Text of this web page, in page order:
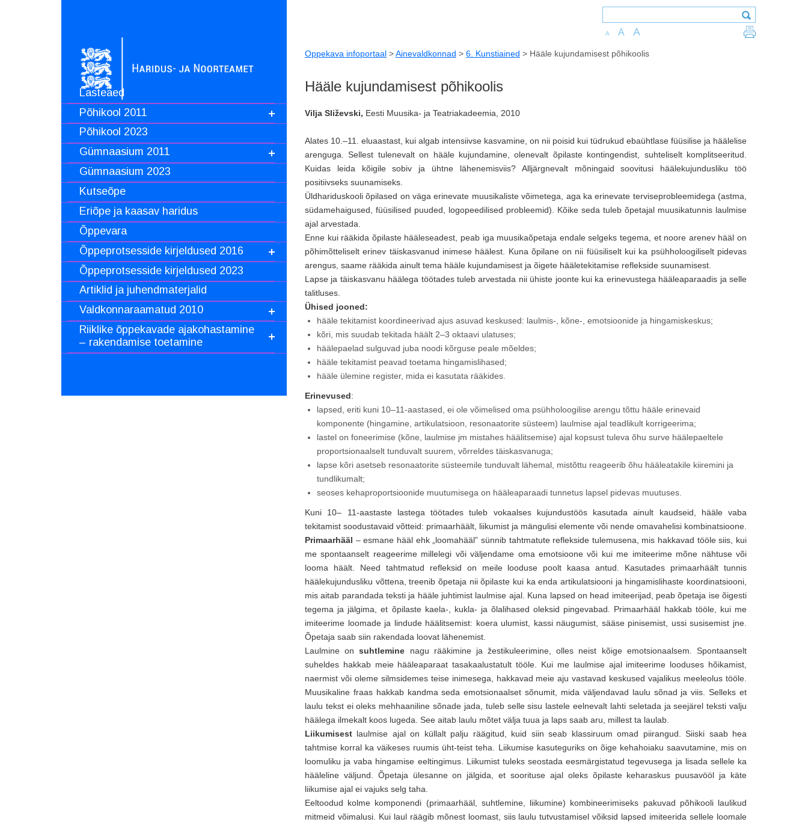
Lasteaed
Põhikool 2011
Põhikool 2023
Gümnaasium 2011
Gümnaasium 2023
Kutseõpe
Eriõpe ja kaasav haridus
Õppevara
Õppeprotsesside kirjeldused 2016
Õppeprotsesside kirjeldused 2023
Artiklid ja juhendmaterjalid
Valdkonnaraamatud 2010
Riiklike õppekavade ajakohastamine
– rakendamise toetamine
A A A
Oppekava infoportaal >Ainevaldkonnad > 6. Kunstiained > Hääle kujundamisest põhikoolis
Hääle kujundamisest põhikoolis
Vilja Sliževski, Eesti Muusika- ja Teatriakadeemia, 2010
Alates 10.–11. eluaastast, kui algab intensiivse kasvamine, on nii poisid kui tüdrukud ebaühtlase füüsilise ja häälelise
arenguga. Sellest tulenevalt on hääle kujundamine, olenevalt õpilaste kontingendist, suhteliselt komplitseeritud.
Kuidas leida kõigile sobiv ja ühtne lähenemisviis? Alljärgnevalt mõningaid soovitusi häälekujundusliku töö
positiivseks suunamiseks.
Üldhariduskooli õpilased on väga erinevate muusikaliste võimetega, aga ka erinevate terviseprobleemidega (astma,
südamehaigused, füüsilised puuded, logopeedilised probleemid). Kõike seda tuleb õpetajal muusikatunnis laulmise
ajal arvestada.
Enne kui rääkida õpilaste hääleseadest, peab iga muusikaõpetaja endale selgeks tegema, et noore arenev hääl on
põhimõtteliselt erinev täiskasvanud inimese häälest. Kuna õpilane on nii füüsiliselt kui ka psühholoogiliselt pidevas
arengus, saame rääkida ainult tema hääle kujundamisest ja õigete hääletekitamise reflekside suunamisest.
Lapse ja täiskasvanu häälega töötades tuleb arvestada nii ühiste joonte kui ka erinevustega hääleaparaadis ja selle
talitluses.
Ühised jooned:
hääle tekitamist koordineerivad ajus asuvad keskused: laulmis-, kõne-, emotsioonide ja hingamiskeskus;
kõri, mis suudab tekitada häält 2–3 oktaavi ulatuses;
häälepaelad sulguvad juba noodi kõrguse peale mõeldes;
hääle tekitamist peavad toetama hingamislihased;
hääle ülemine register, mida ei kasutata rääkides.
Erinevused:
lapsed, eriti kuni 10–11-aastased, ei ole võimelised oma psühholoogilise arengu tõttu hääle erinevaid
komponente (hingamine, artikulatsioon, resonaatorite süsteem) laulmise ajal teadlikult korrigeerima;
lastel on foneerimise (kõne, laulmise jm mistahes häälitsemise) ajal kopsust tuleva õhu surve häälepaeltele
proportsionaalselt tunduvalt suurem, võrreldes täiskasvanuga;
lapse kõri asetseb resonaatorite süsteemile tunduvalt lähemal, mistõttu reageerib õhu hääleatakile kiiremini ja
tundlikumalt;
seoses kehaproportsioonide muutumisega on hääleaparaadi tunnetus lapsel pidevas muutuses.
Kuni 10– 11-aastaste lastega töötades tuleb vokaalses kujundustöös kasutada ainult kaudseid, hääle vaba
tekitamist soodustavaid võtteid: primaarhäält, liikumist ja mängulisi elemente või nende omavahelisi kombinatsioone.
Primaarhääl – esmane hääl ehk „loomahääl” sünnib tahtmatute reflekside tulemusena, mis hakkavad tööle siis, kui
me spontaanselt reageerime millelegi või väljendame oma emotsioone või kui me imiteerime mõne nähtuse või
looma häält. Need tahtmatud refleksid on meile looduse poolt kaasa antud. Kasutades primaarhäält tunnis
häälekujundusliku võttena, treenib õpetaja nii õpilaste kui ka enda artikulatsiooni ja hingamislihaste koordinatsiooni,
mis aitab parandada teksti ja hääle juhtimist laulmise ajal. Kuna lapsed on head imiteerijad, peab õpetaja ise õigesti
tegema ja jälgima, et õpilaste kaela-, kukla- ja õlalihased oleksid pingevabad. Primaarhääl hakkab tööle, kui me
imiteerime loomade ja lindude häälitsemist: koera ulumist, kassi näugumist, sääse pinisemist, ussi susisemist jne.
Õpetaja saab siin rakendada loovat lähenemist.
Laulmine onsuhtlemine nagu rääkimine ja žestikuleerimine, olles neist kõige emotsionaalsem. Spontaanselt
suheldes hakkab meie hääleaparaat tasakaalustatult tööle. Kui me laulmise ajal imiteerime looduses hõikamist,
naermist või oleme silmsidemes teise inimesega, hakkavad meie aju vastavad keskused vajalikus meeleolus tööle.
Muusikaline fraas hakkab kandma seda emotsionaalset sõnumit, mida väljendavad laulu sõnad ja viis. Selleks et
laulu tekst ei oleks mehhaaniline sõnade jada, tuleb selle sisu lastele eelnevalt lahti seletada ja seejärel teksti valju
häälega ilmekalt koos lugeda. See aitab laulu mõtet välja tuua ja laps saab aru, millest ta laulab.
Liikumisest laulmise ajal on küllalt palju räägitud, kuid siin seab klassiruum omad piirangud. Siiski saab hea
tahtmise korral ka väikeses ruumis üht-teist teha. Liikumise kasuteguriks on õige kehahoiaku saavutamine, mis on
loomuliku ja vaba hingamise eeltingimus. Liikumist tuleks seostada eesmärgistatud tegevusega ja lisada sellele ka
hääleline väljund. Õpetaja ülesanne on jälgida, et soorituse ajal oleks õpilaste keharaskus puusavööl ja käte
liikumise ajal ei vajuks selg taha.
Eeltoodud kolme komponendi (primaarhääl, suhtlemine, liikumine) kombineerimiseks pakuvad põhikooli laulikud
mitmeid võimalusi. Kui laul räägib mõnest loomast, siis laulu tutvustamisel võiksid lapsed imiteerida sellele loomale